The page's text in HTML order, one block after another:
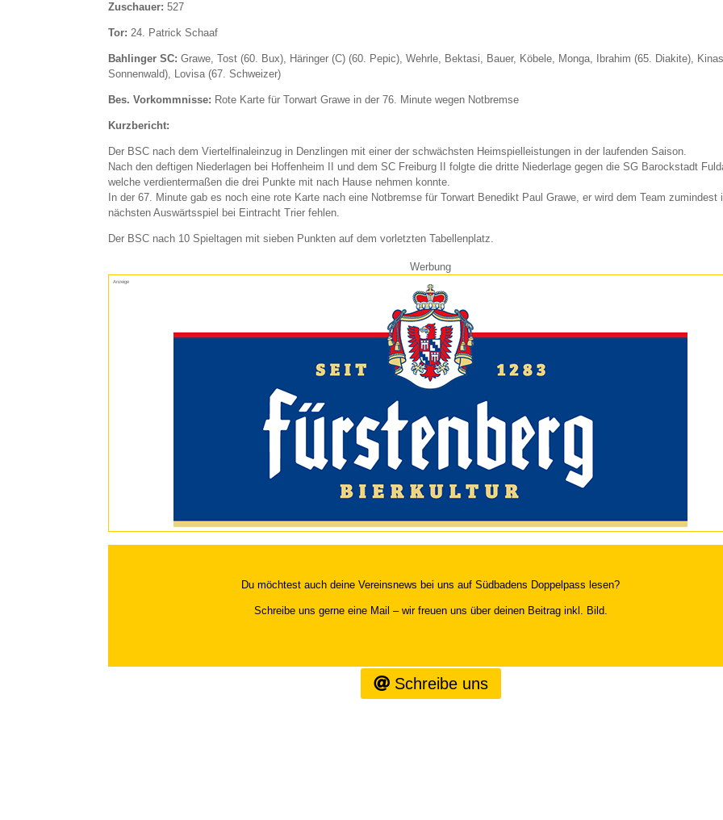
Zuschauer: 527
Tor: 24. Patrick Schaaf
Bahlinger SC: Grawe, Tost (60. Bux), Häringer (C) (60. Pepic), Wehrle, Bektasi, Bauer, Köbele, Monga, Ibrahim (65. Diakite),
Sonnenwald), Lovisa (67. Schweizer)
Bes. Vorkommnisse: Rote Karte für Torwart Grawe in der 76. Minute wegen Notbremse
Kurzbericht:
Der BSC nach dem Viertelfinaleinzug in Denzlingen mit einer der schwächsten Heimspielleistungen in der laufenden Saison.
Nach den deftigen Niederlagen bei Hoffenheim II und dem SC Freiburg II folgte die dritte Niederlage gegen die SG Barockstadt
welche verdientermaßen die drei Punkte mit nach Hause nehmen konnte.
In der 67. Minute gab es noch eine rote Karte nach eine Notbremse für Torwart Benedikt Paul Grawe, er wird dem Team zumindest
nächsten Auswärtsspiel bei Eintracht Trier fehlen.
Der BSC nach 10 Spieltagen mit sieben Punkten auf dem vorletzten Tabellenplatz.
Werbung
Anzeige
Du möchtest auch deine Vereinsnews bei uns auf Südbadens Doppelpass lesen?
Schreibe uns gerne eine Mail – wir freuen uns über deinen Beitrag inkl. Bild.
Schreibe uns